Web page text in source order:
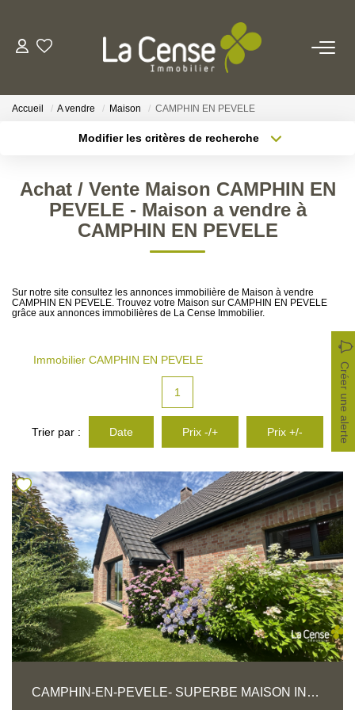
NOS AGENCES
Notre Équipe
Nos Actualités
Accueil A vendre Maison CAMPHIN EN PEVELE
Modifier les critères de recherche
Sélectionnez...
Type de bien
Achat / Vente Maison CAMPHIN EN
PEVELE - Maison a vendre à
CAMPHIN EN PEVELE
Sur notre site consultez les annonces immobilière de Maison à vendre
CAMPHIN EN PEVELE. Trouvez votre Maison sur CAMPHIN EN PEVELE
grâce aux annonces immobilières de La Cense Immobilier.
Immobilier CAMPHIN EN PEVELE
Créer une alerte
1
Trier par : Date Prix -/+ Prix +/-
CAMPHIN-EN-PEVELE- SUPERBE MAISON INDIVIDUELLE EN SEMI PLAIN-PIED